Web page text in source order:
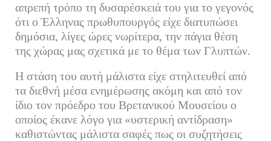
απρεπή τρόπο τη δυσαρέσκειά του για το γεγονός
ότι ο Έλληνας πρωθυπουργός είχε διατυπώσει
δημόσια, λίγες ώρες νωρίτερα, την πάγια θέση
της χώρας μας σχετικά με το θέμα των Γλυπτών.
Η στάση του αυτή μάλιστα είχε στηλιτευθεί από
τα διεθνή μέσα ενημέρωσης ακόμη και από τον
ίδιο τον πρόεδρο του Βρετανικού Μουσείου ο
οποίος έκανε λόγο για «υστερική αντίδραση»
καθιστώντας μάλιστα σαφές πως οι συζητήσεις